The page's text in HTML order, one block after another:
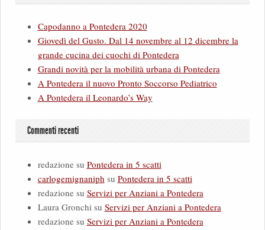
Capodanno a Pontedera 2020
Giovedì del Gusto. Dal 14 novembre al 12 dicembre la
grande cucina dei cuochi di Pontedera
Grandi novità per la mobilità urbana di Pontedera
A Pontedera il nuovo Pronto Soccorso Pediatrico
A Pontedera il Leonardo’s Way
Commenti recenti
redazionesu Pontedera in 5 scatti
carlogemignaniph su Pontedera in 5 scatti
redazionesu Servizi per Anziani a Pontedera
Laura Gronchisu Servizi per Anziani a Pontedera
redazionesu Servizi per Anziani a Pontedera